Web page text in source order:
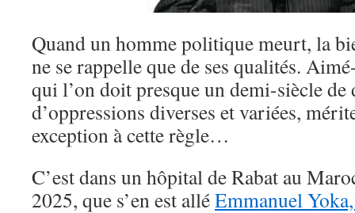
Quand un homme politique meurt, la
ne se rappelle que de ses qualités.
qui l’on doit presque un demi-siècle de
d’oppressions diverses et variées,
exception à cette règle…
C’est dans un hôpital de Rabat au
2025, que s’en est alléEmmanuel